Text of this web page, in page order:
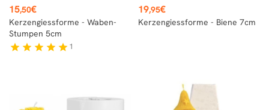
Preis
15,50€
Kerzengiessforme - Waben-
Stumpen 5cm
star star star star star 1
Preis
19,95€
Kerzengiessforme - Biene 7cm